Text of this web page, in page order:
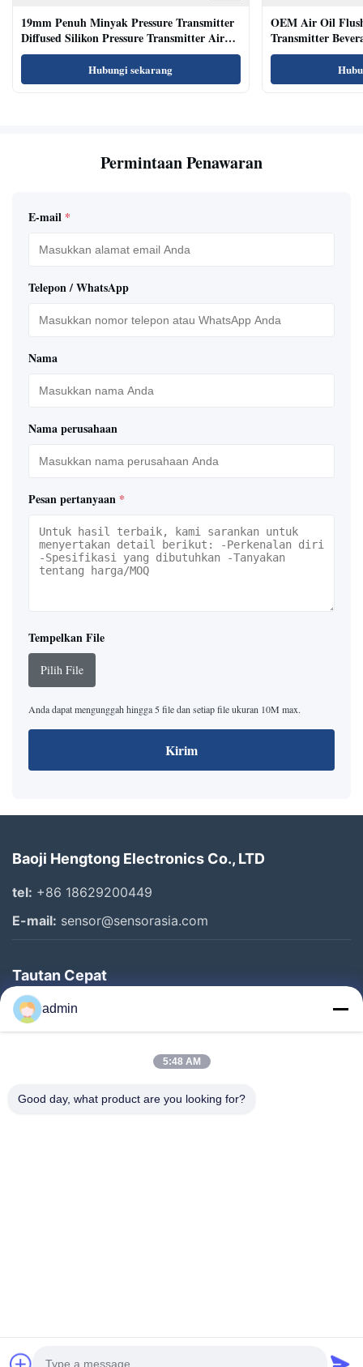
19mm Penuh Minyak Pressure Transmitter
Diffused Silikon Pressure Transmitter Air
Oil Test
Hubungi sekarang
OEM Air Oil
Transmitter
Sensor
Permintaan Penawaran
E-mail *
Telepon / WhatsApp
Nama
Nama perusahaan
Pesan pertanyaan *
Tempelkan File
Pilih File
Anda dapat mengunggah hingga 5 file dan setiap file ukuran 10M max.
Kirim
Baoji Hengtong Electronics Co., LTD
tel: +86 18629200449
E-mail: sensor@sensorasia.com
Tautan Cepat
Rumah
Produk
Tentang Kami
admin
5:48 AM
Good day, what product are you looking for?